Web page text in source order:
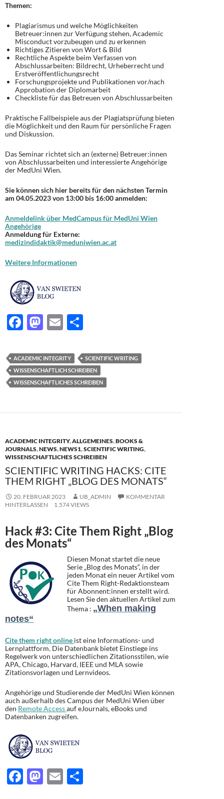
Themen:
Plagiarismus und welche Möglichkeiten
Betreuer:innen zur Verfügung stehen, Academic
Misconduct vorzubeugen und zu erkennen
Richtiges Zitieren von Wort & Bild
Rechtliche Aspekte beim Verfassen von
Abschlussarbeiten: Bildrecht, Urheberrecht und
Erstveröffentlichungsrecht
Forschungsprojekte und Publikationen vor/nach
Approbation der Diplomarbeit
Checkliste für das Betreuen von Abschlussarbeiten
Praktische Fallbeispiele aus der Plagiatsprüfung bieten
die Möglichkeit und den Raum für persönliche Fragen
und Diskussion.
Das Seminar richtet sich an (externe) Betreuer:innen
von Abschlussarbeiten und interessierte Angehörige
der MedUni Wien.
Sie können sich hier bereits für den nächsten Termin
am 04.05.2023 von 13:00 bis 16:00 anmelden:
Anmeldelink über MedCampus für MedUni Wien
Angehörige
Anmeldung für Externe:
medizindidaktik@meduniwien.ac.at
Weitere Informationen
F
e
b
o
k
M
to
d
o
E
ail le
n
ACADEMIC INTEGRITY
SCIENTIFIC WRITING
WISSENSCHAFTLICH SCHREIBEN
WISSENSCHAFTLICHES SCHREIBEN
ACADEMIC INTEGRITY,ALLGEMEINES,BOOKS &
JOURNALS,NEWS,NEWS1,SCIENTIFIC WRITING,
WISSENSCHAFTLICHES SCHREIBEN
SCIENTIFIC WRITING HACKS: CITE
THEM RIGHT „BLOG DES MONATS“
20. FEBRUAR 2023 UB_ADMIN
KOMMENTAR
HINTERLASSEN
1.574 VIEWS
Hack #3: Cite Them Right „Blog
des Monats“
Diesen Monat startet die neue
Serie „Blog des Monats“, in der
jeden Monat ein neuer Artikel vom
Cite Them Right-Redaktionsteam
für Abonnent:innen erstellt wird.
Lesen Sie den aktuellen Artikel zum
Thema : „When making
notes“
Cite them right online ist eine Informations- und
Lernplattform. Die Datenbank bietet Einstiege ins
Regelwerk von unterschiedlichen Zitationsstilen, wie
APA, Chicago, Harvard, IEEE und MLA sowie
Zitationsvorlagen und Lernvideos.
Angehörige und Studierende der MedUni Wien können
auch außerhalb des Campus der MedUni Wien über
den Remote Accessauf eJournals, eBooks und
Datenbanken zugreifen.
F
M E